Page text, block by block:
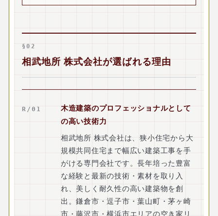
§02
相武地所 株式会社が選ばれる理由
R/01
木造建築のプロフェッショナルとして
の高い技術力
相武地所 株式会社は、狭小住宅から大
規模共同住宅まで幅広い建築工事を手
がける専門会社です。長年培った豊富
な経験と最新の技術・素材を取り入
れ、美しく耐久性の高い建築物を創
出。鎌倉市・逗子市・葉山町・茅ヶ崎
市・藤沢市・横浜市エリアの空き家リ